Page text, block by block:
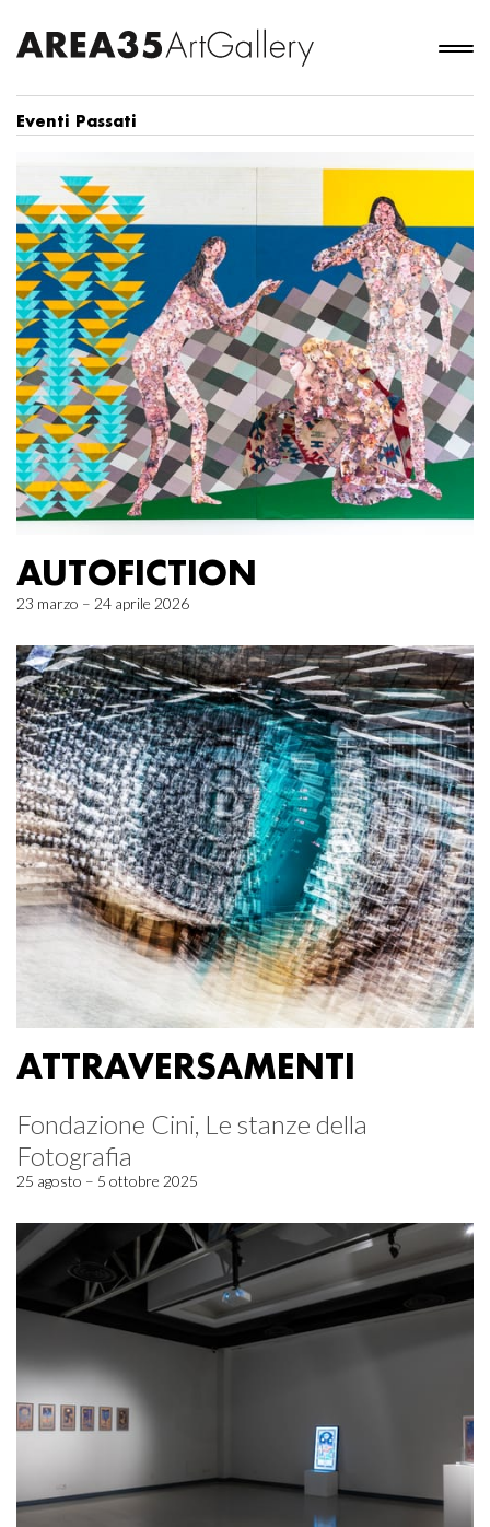
Eventi Passati
AUTOFICTION
23 marzo – 24 aprile 2026
ATTRAVERSAMENTI
Fondazione Cini, Le stanze della
Fotografia
25 agosto – 5 ottobre 2025